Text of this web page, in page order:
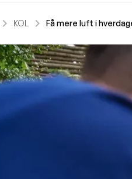
chevron_right KOL chevron_right Få mere luft i